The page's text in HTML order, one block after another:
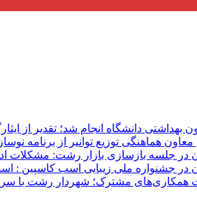
بهداشتی دانشگاه انجام شد؛ تقدیر از
هماهنگی توزیع توانیر از برنامه
در جلسه بازسازی بازار رشت: مشکلات
در جشنواره ملی زیبایی اسب کاسپین :
همکاری‌های مشترک؛ شهردار رشت با